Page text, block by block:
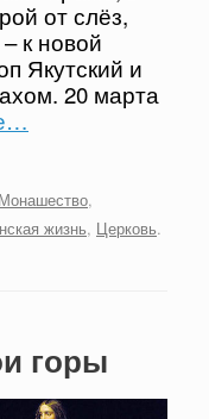
от слёз,
к новой
Якутский и
20 марта
Монашество,
жизнь, Церковь.
горы